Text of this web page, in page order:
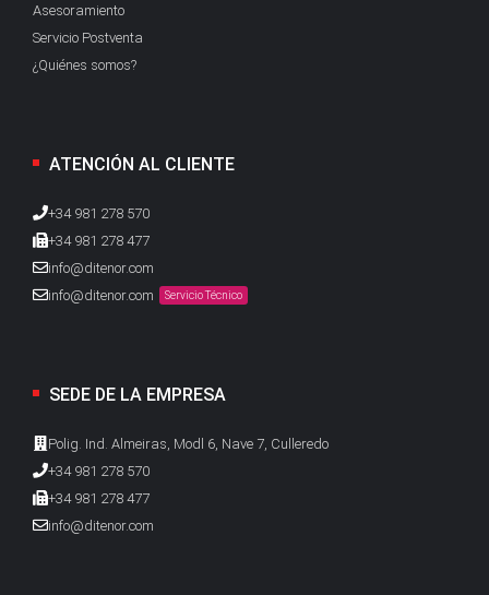
Asesoramiento
Servicio Postventa
¿Quiénes somos?
ATENCIÓN AL CLIENTE
+34 981 278 570
+34 981 278 477
info@ditenor.com
info@ditenor.com
Servicio Técnico
SEDE DE LA EMPRESA
Polig. Ind. Almeiras, Modl 6, Nave 7, Culleredo
+34 981 278 570
+34 981 278 477
info@ditenor.com